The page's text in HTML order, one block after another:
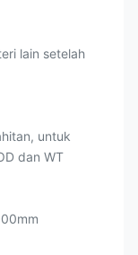
lain setelah
untuk
dan WT